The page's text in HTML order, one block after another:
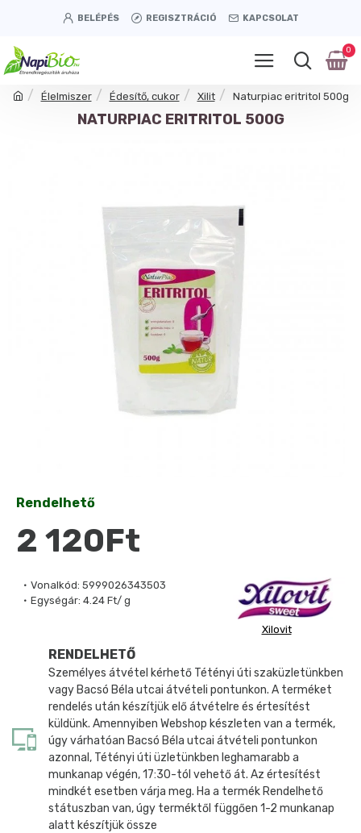
BELÉPÉS REGISZTRÁCIÓ KAPCSOLAT
0
Élelmiszer Édesítő, cukor Xilit Naturpiac eritritol 500g
NATURPIAC ERITRITOL 500G
Vonalkód: 5999026343503
Egységár: 4.24 Ft/ g
Xilovit
Rendelhető
2 120Ft
RENDELHETŐ
Személyes átvétel kérhető Tétényi úti szaküzletünkben
vagy Bacsó Béla utcai átvételi pontunkon. A terméket
rendelés után készítjük elő átvételre és értesítést
küldünk. Amennyiben Webshop készleten van a termék,
úgy várhatóan Bacsó Béla utcai átvételi pontunkon
azonnal, Tétényi úti üzletünkben leghamarabb a
munkanap végén, 17:30-tól vehető át. Az értesítést
mindkét esetben várja meg. Ha a termék Rendelhető
státuszban van, úgy terméktől függően 1-2 munkanap
alatt készítjük össze